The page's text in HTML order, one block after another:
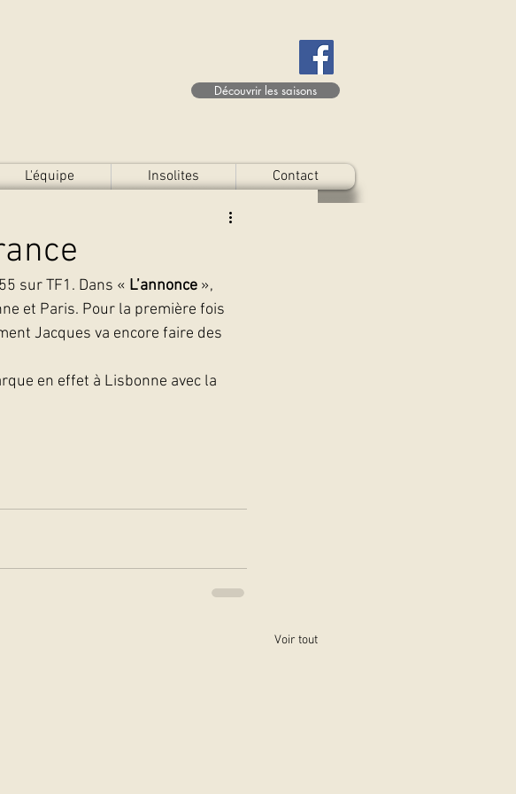
Découvrir les saisons
L'équipe Insolites Contact
sur TF1. Dans « L’annonce »,
et Paris. Pour la première fois
Jacques va encore faire des
en effet à Lisbonne avec la
Voir tout